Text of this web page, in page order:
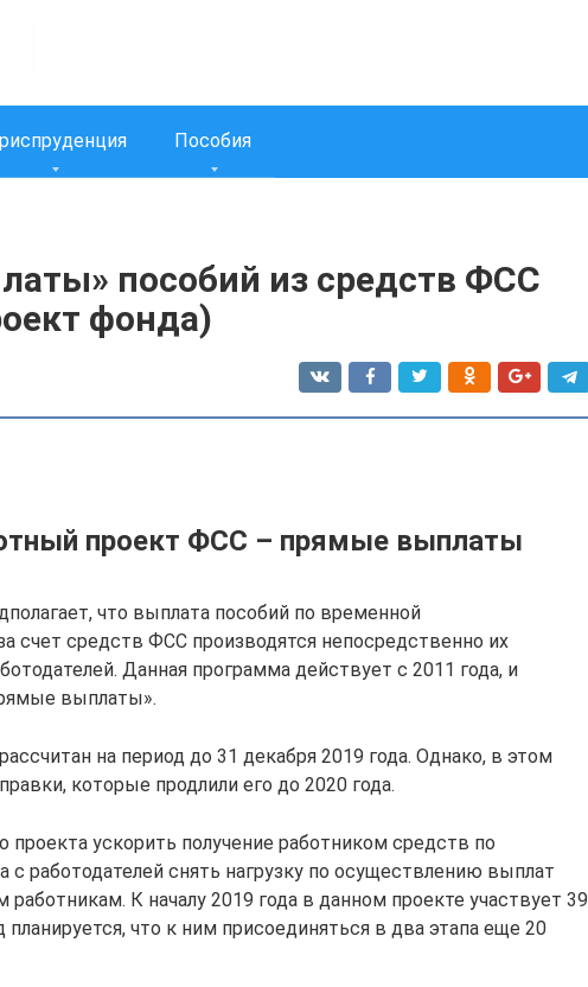
Пособия
пособий из средств ФСС
фонда)
проект ФСС – прямые выплаты
что выплата пособий по временной
счет средств ФСС производятся непосредственно их
Данная программа действует с 2011 года, и
выплаты».
на период до 31 декабря 2019 года. Однако, в этом
которые продлили его до 2020 года.
проекта ускорить получение работником средств по
с работодателей снять нагрузку по осуществлению выплат
К началу 2019 года в данном проекте участвует 39
планируется, что к ним присоединяться в два этапа еще 20